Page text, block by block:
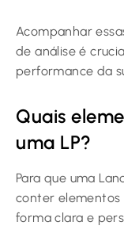
Acompanhar
de análise é
performance da
Quais
uma LP?
Para que uma
conter elementos
forma clara e